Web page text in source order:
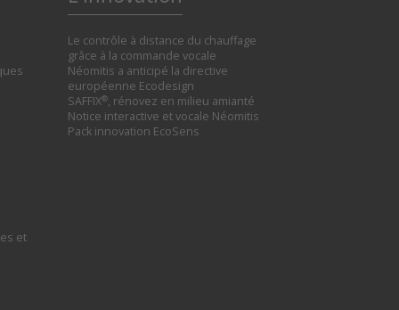
et
Le contrôle à distance du chauffage
grâce à la commande vocale
Néomitis a anticipé la directive
européenne Ecodesign
SAFFIX®, rénovez en milieu amianté
Notice interactive et vocale Néomitis
Pack innovation EcoSens